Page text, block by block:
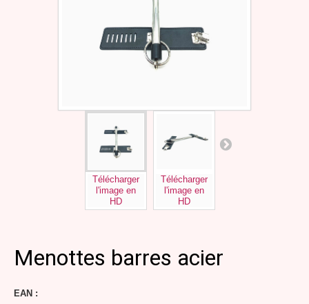
Télécharger
l'image en
HD
Télécharger
l'image en
HD
Menottes barres acier
EAN :